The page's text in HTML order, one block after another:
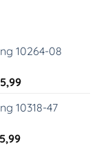
10264-08
Huidige
is:
10318-47
Huidige